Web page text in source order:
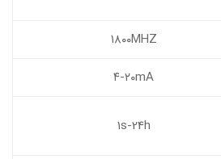
۱۸۰۰MHZ
۴-۲۰mA
۱s-24h